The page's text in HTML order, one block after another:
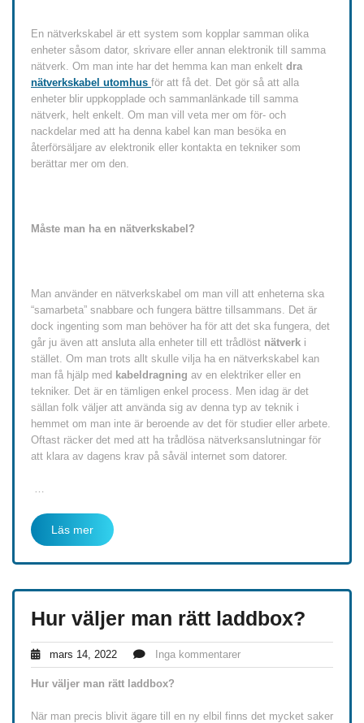
En nätverkskabel är ett system som kopplar samman olika
enheter såsom dator, skrivare eller annan elektronik till samma
nätverk. Om man inte har det hemma kan man enkelt dra
nätverkskabel utomhus för att få det. Det gör så att alla
enheter blir uppkopplade och sammanlänkade till samma
nätverk, helt enkelt. Om man vill veta mer om för- och
nackdelar med att ha denna kabel kan man besöka en
återförsäljare av elektronik eller kontakta en tekniker som
berättar mer om den.
Måste man ha en nätverkskabel?
Man använder en nätverkskabel om man vill att enheterna ska
“samarbeta” snabbare och fungera bättre tillsammans. Det är
dock ingenting som man behöver ha för att det ska fungera, det
går ju även att ansluta alla enheter till ett trådlöst nätverk i
stället. Om man trots allt skulle vilja ha en nätverkskabel kan
man få hjälp med kabeldragning av en elektriker eller en
tekniker. Det är en tämligen enkel process. Men idag är det
sällan folk väljer att använda sig av denna typ av teknik i
hemmet om man inte är beroende av det för studier eller arbete.
Oftast räcker det med att ha trådlösa nätverksanslutningar för
att klara av dagens krav på såväl internet som datorer.
…
Läs mer
Hur väljer man rätt laddbox?
mars 14, 2022 Inga kommentarer
Hur väljer man rätt laddbox?
När man precis blivit ägare till en ny elbil finns det mycket saker